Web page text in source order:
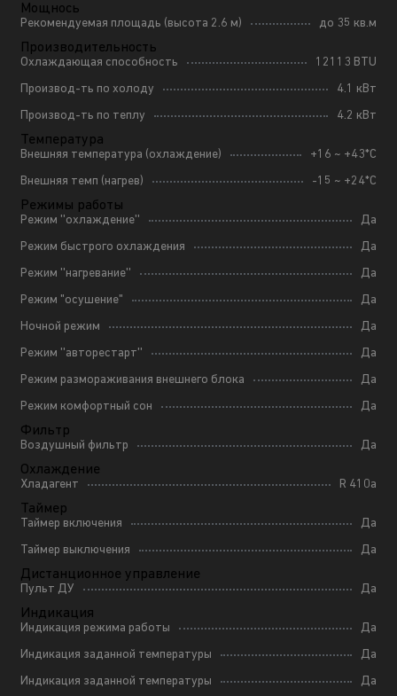
Мощнось
Рекомендуемая площадь (высота 2.6 м) до 35 кв.м
Производительность
Охлаждающая способность
12113 BTU
Производ-ть по холоду
4.1 кВт
Производ-ть по теплу
4.2 кВт
Температура
Внешняя температура (охлаждение)
+16 ~ +43*С
Внешняя темп (нагрев)
-15 ~ +24*С
Режимы работы
Режим ''охлаждение''
Да
Режим быстрого охлаждения
Да
Режим ''нагревание''
Да
Режим "осушение"
Да
Ночной режим
Да
Режим ''авторестарт''
Да
Режим размораживания внешнего блока
Да
Режим комфортный сон
Да
Фильтр
Воздушный фильтр Да
Охлаждение
Хладагент R 410a
Таймер
Таймер включения
Да
Таймер выключения
Да
Дистанционное управление
Пульт ДУ Да
Индикация
Индикация режима работы
Да
Индикация заданной температуры
Да
Индикация заданной температуры
Да